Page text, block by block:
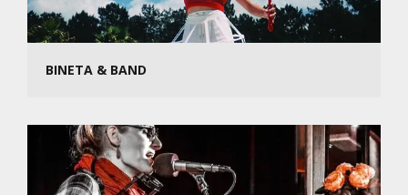
BINETA & BAND